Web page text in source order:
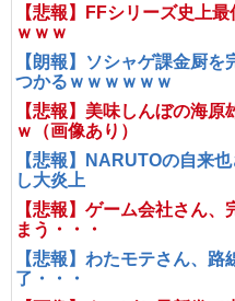
【悲報】FFシリーズ史上
ｗｗｗ
【朗報】ソシャゲ課金厨
つかるｗｗｗｗｗｗ
【悲報】美味しんぼの海
ｗ（画像あり）
【悲報】NARUTOの自来
し大炎上
【悲報】ゲーム会社さん
まう・・・
【悲報】わたモテさん、
了・・・